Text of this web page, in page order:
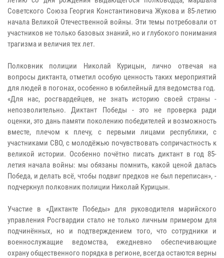
Советского Союза Георгия Константиновича Жукова и 85-летию
начала Великой Отечественной войны. Эти темы потребовали от
участников не только базовых знаний, но и глубокого понимания
трагизма и величия тех лет.
Полковник полиции Николай Курицын, лично отвечая на
вопросы диктанта, отметил особую ценность таких мероприятий
для людей в погонах, особенно в юбилейный для ведомства год.
«Для нас, росгвардейцев, не знать историю своей страны -
непозволительно. Диктант Победы - это не проверка ради
оценки, это дань памяти поколению победителей и возможность
вместе, плечом к плечу, с первыми лицами республики, с
участниками СВО, с молодёжью почувствовать сопричастность к
великой истории. Особенно почётно писать диктант в год 85-
летия начала войны: мы обязаны помнить, какой ценой далась
Победа, и делать всё, чтобы подвиг предков не был переписан», -
подчеркнул полковник полиции Николай Курицын.
Участие в «Диктанте Победы» для руководителя марийского
управления Росгвардии стало не только личным примером для
подчинённых, но и подтверждением того, что сотрудники и
военнослужащие ведомства, ежедневно обеспечивающие
охрану общественного порядка в регионе, всегда остаются верны